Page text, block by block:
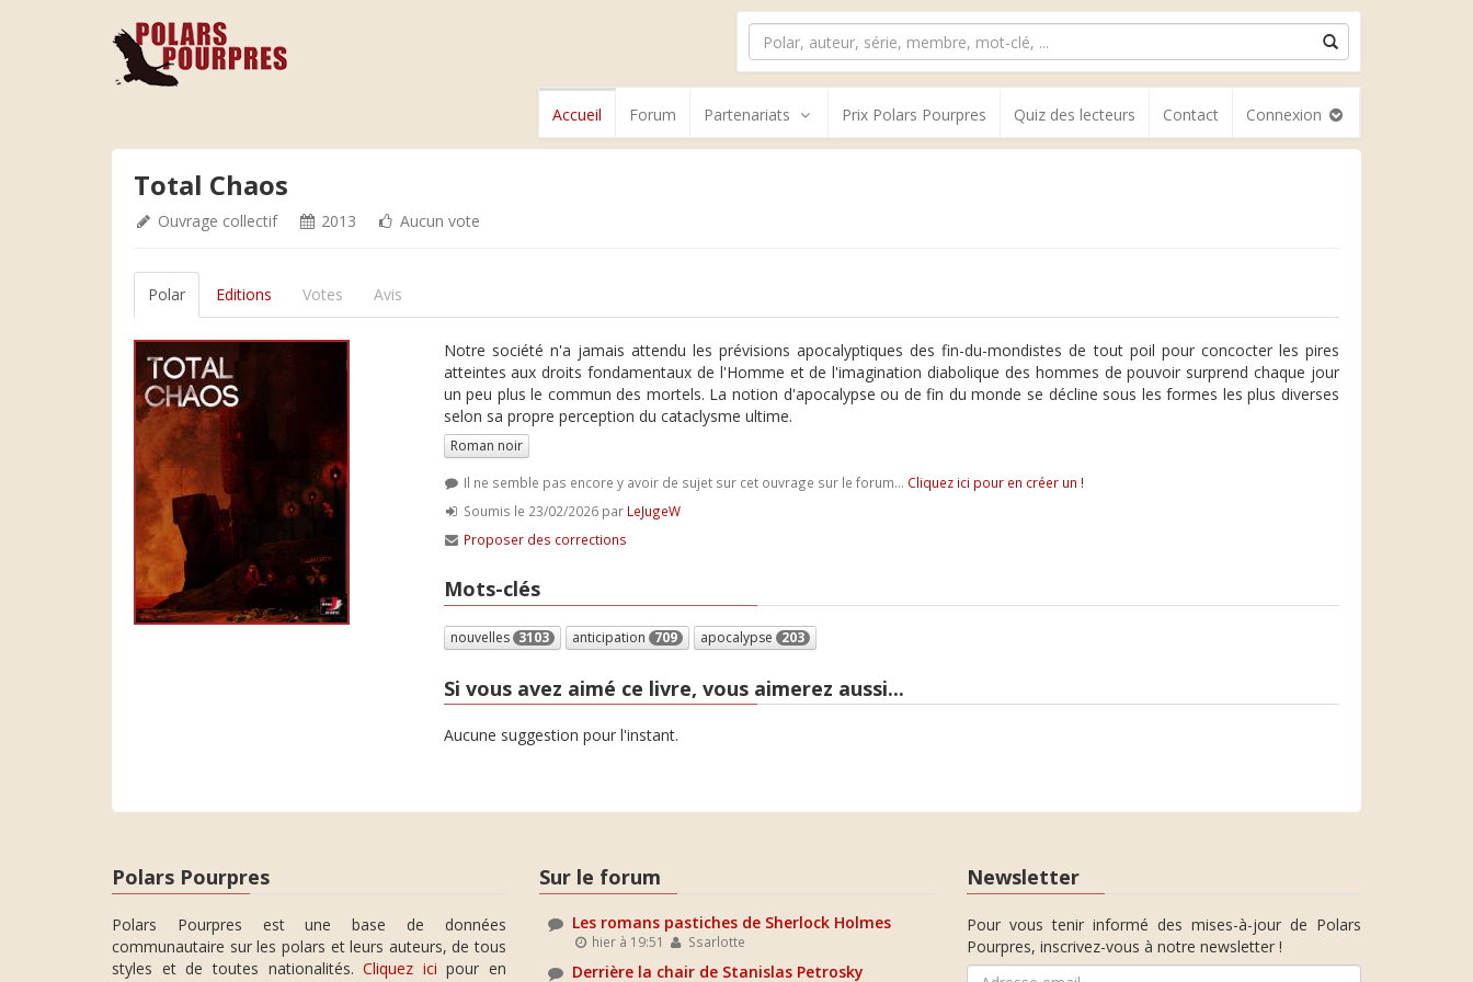
Accueil Forum Partenariats Prix Polars Pourpres Quiz des lecteurs Contact Connexion
Total Chaos
Ouvrage collectif 2013 Aucun vote
Polar Editions Votes Avis
Notre société n'a jamais attendu les prévisions apocalyptiques des fin-du-mondistes de tout poil pour concocter les pires
atteintes aux droits fondamentaux de l'Homme et de l'imagination diabolique des hommes de pouvoir surprend chaque jour
un peu plus le commun des mortels. La notion d'apocalypse ou de fin du monde se décline sous les formes les plus diverses
selon sa propre perception du cataclysme ultime.
Roman noir
Il ne semble pas encore y avoir de sujet sur cet ouvrage sur le forum... Cliquez ici pour en créer un !
Soumis le 23/02/2026 par LeJugeW
Proposer des corrections
Mots-clés
nouvelles 3103 anticipation 709 apocalypse 203
Si vous avez aimé ce livre, vous aimerez aussi...
Aucune suggestion pour l'instant.
Polars Pourpres
Polars Pourpres est une base de données
communautaire sur les polars et leurs auteurs, de tous
styles et de toutes nationalités.Cliquez ici pour en
Sur le forum
Les romans pastiches de Sherlock Holmes
hier à 19:51 Ssarlotte
Derrière la chair de Stanislas Petrosky
Newsletter
Pour vous tenir informé des mises-à-jour de Polars
Pourpres, inscrivez-vous à notre newsletter !